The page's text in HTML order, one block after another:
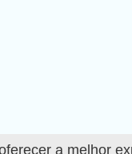
a melhor